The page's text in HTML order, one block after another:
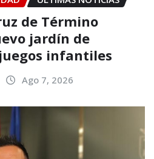
de Término
jardín de
infantiles
Ago 7, 2026